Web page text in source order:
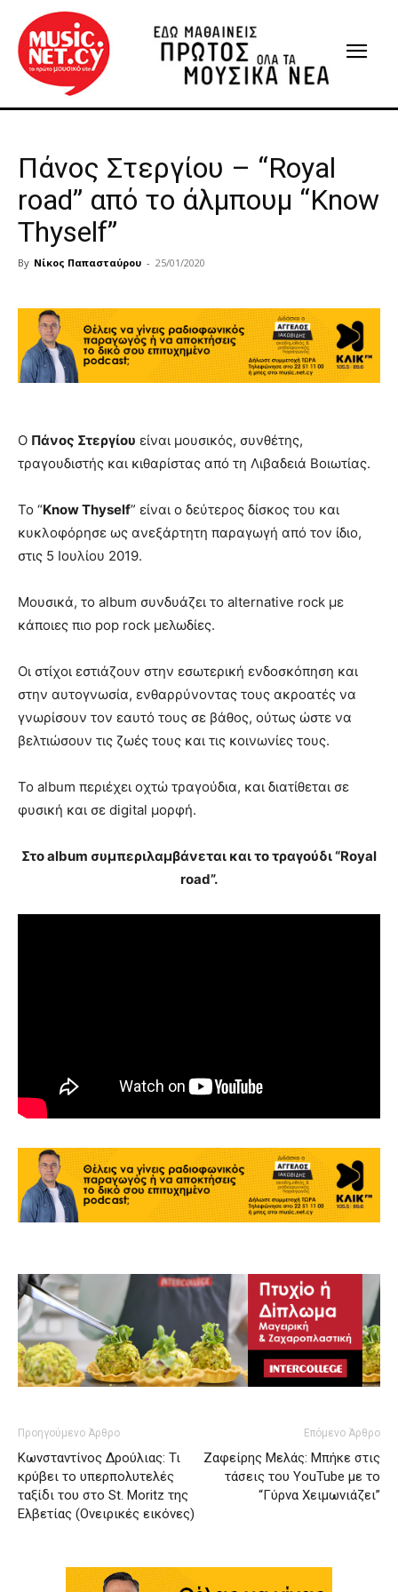
Πάνος Στεργίου – “Royal
road” από το άλμπουμ “Know
Thyself”
By Νίκος Παπασταύρου - 25/01/2020
Ο Πάνος Στεργίου είναι μουσικός, συνθέτης,
τραγουδιστής και κιθαρίστας από τη Λιβαδειά Βοιωτίας.
Το “Know Thyself” είναι ο δεύτερος δίσκος του και
κυκλοφόρησε ως ανεξάρτητη παραγωγή από τον ίδιο,
στις 5 Ιουλίου 2019.
Μουσικά, το album συνδυάζει το alternative rock με
κάποιες πιο pop rock μελωδίες.
Οι στίχοι εστιάζουν στην εσωτερική ενδοσκόπηση και
στην αυτογνωσία, ενθαρρύνοντας τους ακροατές να
γνωρίσουν τον εαυτό τους σε βάθος, ούτως ώστε να
βελτιώσουν τις ζωές τους και τις κοινωνίες τους.
Το album περιέχει οχτώ τραγούδια, και διατίθεται σε
φυσική και σε digital μορφή.
Στο album συμπεριλαμβάνεται και το τραγούδι “Royal
road”.
Προηγούμενο Άρθρο
Κωνσταντίνος Δρούλιας: Τι
κρύβει το υπερπολυτελές
ταξίδι του στο St. Moritz της
Ελβετίας (Ονειρικές εικόνες)
Επόμενο Άρθρο
Ζαφείρης Μελάς: Μπήκε στις
τάσεις του YouTube με το
“Γύρνα Χειμωνιάζει”